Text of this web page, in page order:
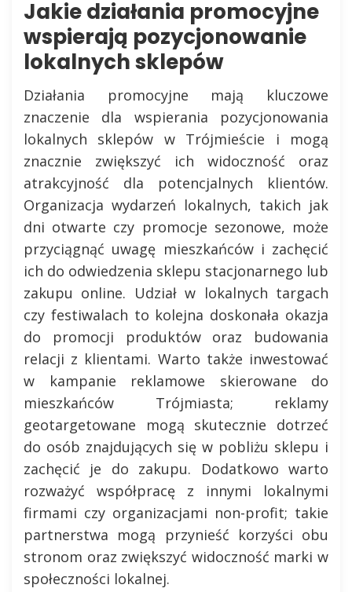
Jakie działania promocyjne
wspierają pozycjonowanie
lokalnych sklepów
Działania promocyjne mają kluczowe
znaczenie dla wspierania pozycjonowania
lokalnych sklepów w Trójmieście i mogą
znacznie zwiększyć ich widoczność oraz
atrakcyjność dla potencjalnych klientów.
Organizacja wydarzeń lokalnych, takich jak
dni otwarte czy promocje sezonowe, może
przyciągnąć uwagę mieszkańców i zachęcić
ich do odwiedzenia sklepu stacjonarnego lub
zakupu online. Udział w lokalnych targach
czy festiwalach to kolejna doskonała okazja
do promocji produktów oraz budowania
relacji z klientami. Warto także inwestować
w kampanie reklamowe skierowane do
mieszkańców Trójmiasta; reklamy
geotargetowane mogą skutecznie dotrzeć
do osób znajdujących się w pobliżu sklepu i
zachęcić je do zakupu. Dodatkowo warto
rozważyć współpracę z innymi lokalnymi
firmami czy organizacjami non-profit; takie
partnerstwa mogą przynieść korzyści obu
stronom oraz zwiększyć widoczność marki w
społeczności lokalnej.